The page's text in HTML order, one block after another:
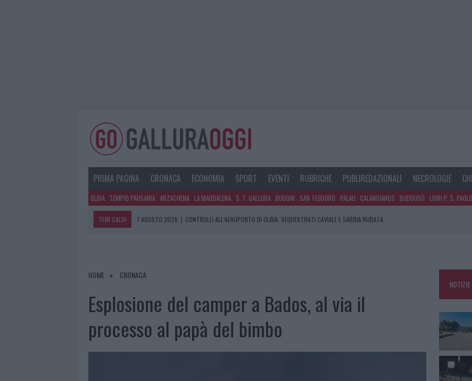
PRIMA PAGINA CRONACA ECONOMIA SPORT EVENTI RUBRICHE PUBLIREDAZIONALI NECROLOGIE
OLBIA TEMPIO PAUSANIA ARZACHENA LA MADDALENA S. T. GALLURA BUDONI SAN TEODORO PALAU CALANGIANUS BUDDUSÒ LOIRI P. S. PAOLO
TEMI CALDI 7 AGOSTO 2026 | CONTROLLI ALL’AEROPORTO DI OLBIA, SEQUESTRATI CAVIALE E SABBIA RUBATA
7 AGOSTO 2026
PORTO ROTONDO OSPITA LA GRANDE SFIDA DELLA VELA NELL’ESTATE 2026
HOME CRONACA
Esplosione del camper a Bados, al via il
processo al papà del bimbo